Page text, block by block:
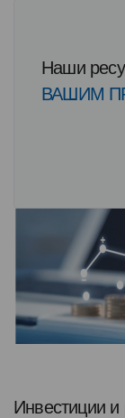
Наши
ВАШИМ
Инвестиции и